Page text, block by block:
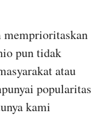
memprioritaskan
pun tidak
atau
popularitas
kami